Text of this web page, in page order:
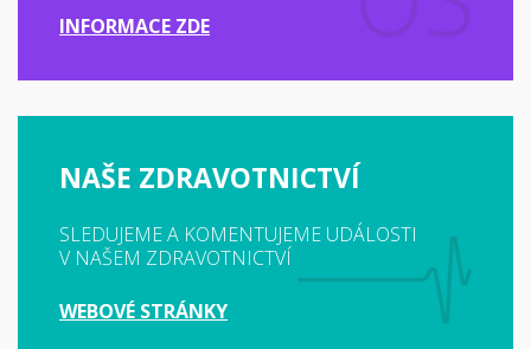
INFORMACE ZDE
NAŠE ZDRAVOTNICTVÍ
SLEDUJEME A KOMENTUJEME UDÁLOSTI
V NAŠEM ZDRAVOTNICTVÍ
WEBOVÉ STRÁNKY